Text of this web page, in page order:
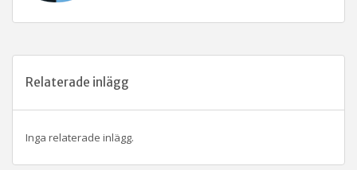
Relaterade inlägg
Inga relaterade inlägg.